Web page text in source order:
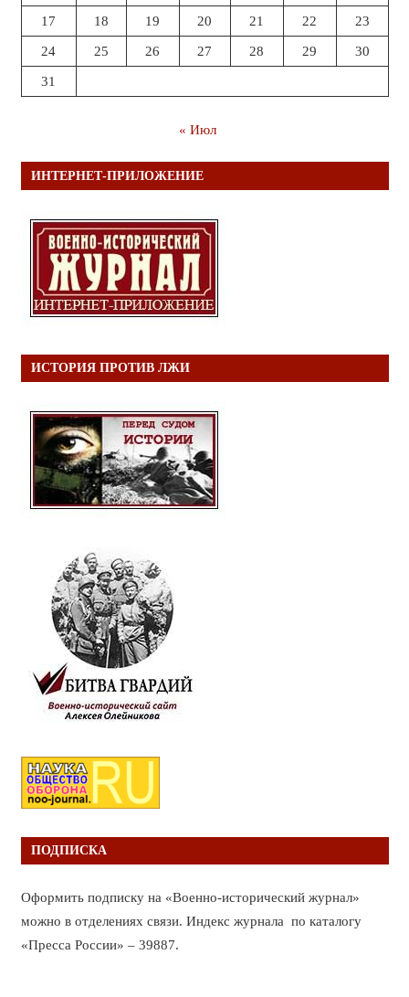
17 18 19 20 21 22 23
24 25 26 27 28 29 30
31
« Июл
ИНТЕРНЕТ-ПРИЛОЖЕНИЕ
ИСТОРИЯ ПРОТИВ ЛЖИ
ПОДПИСКА
Оформить подписку на «Военно-исторический журнал»
можно в отделениях связи. Индекс журнала по каталогу
«Пресса России» – 39887.